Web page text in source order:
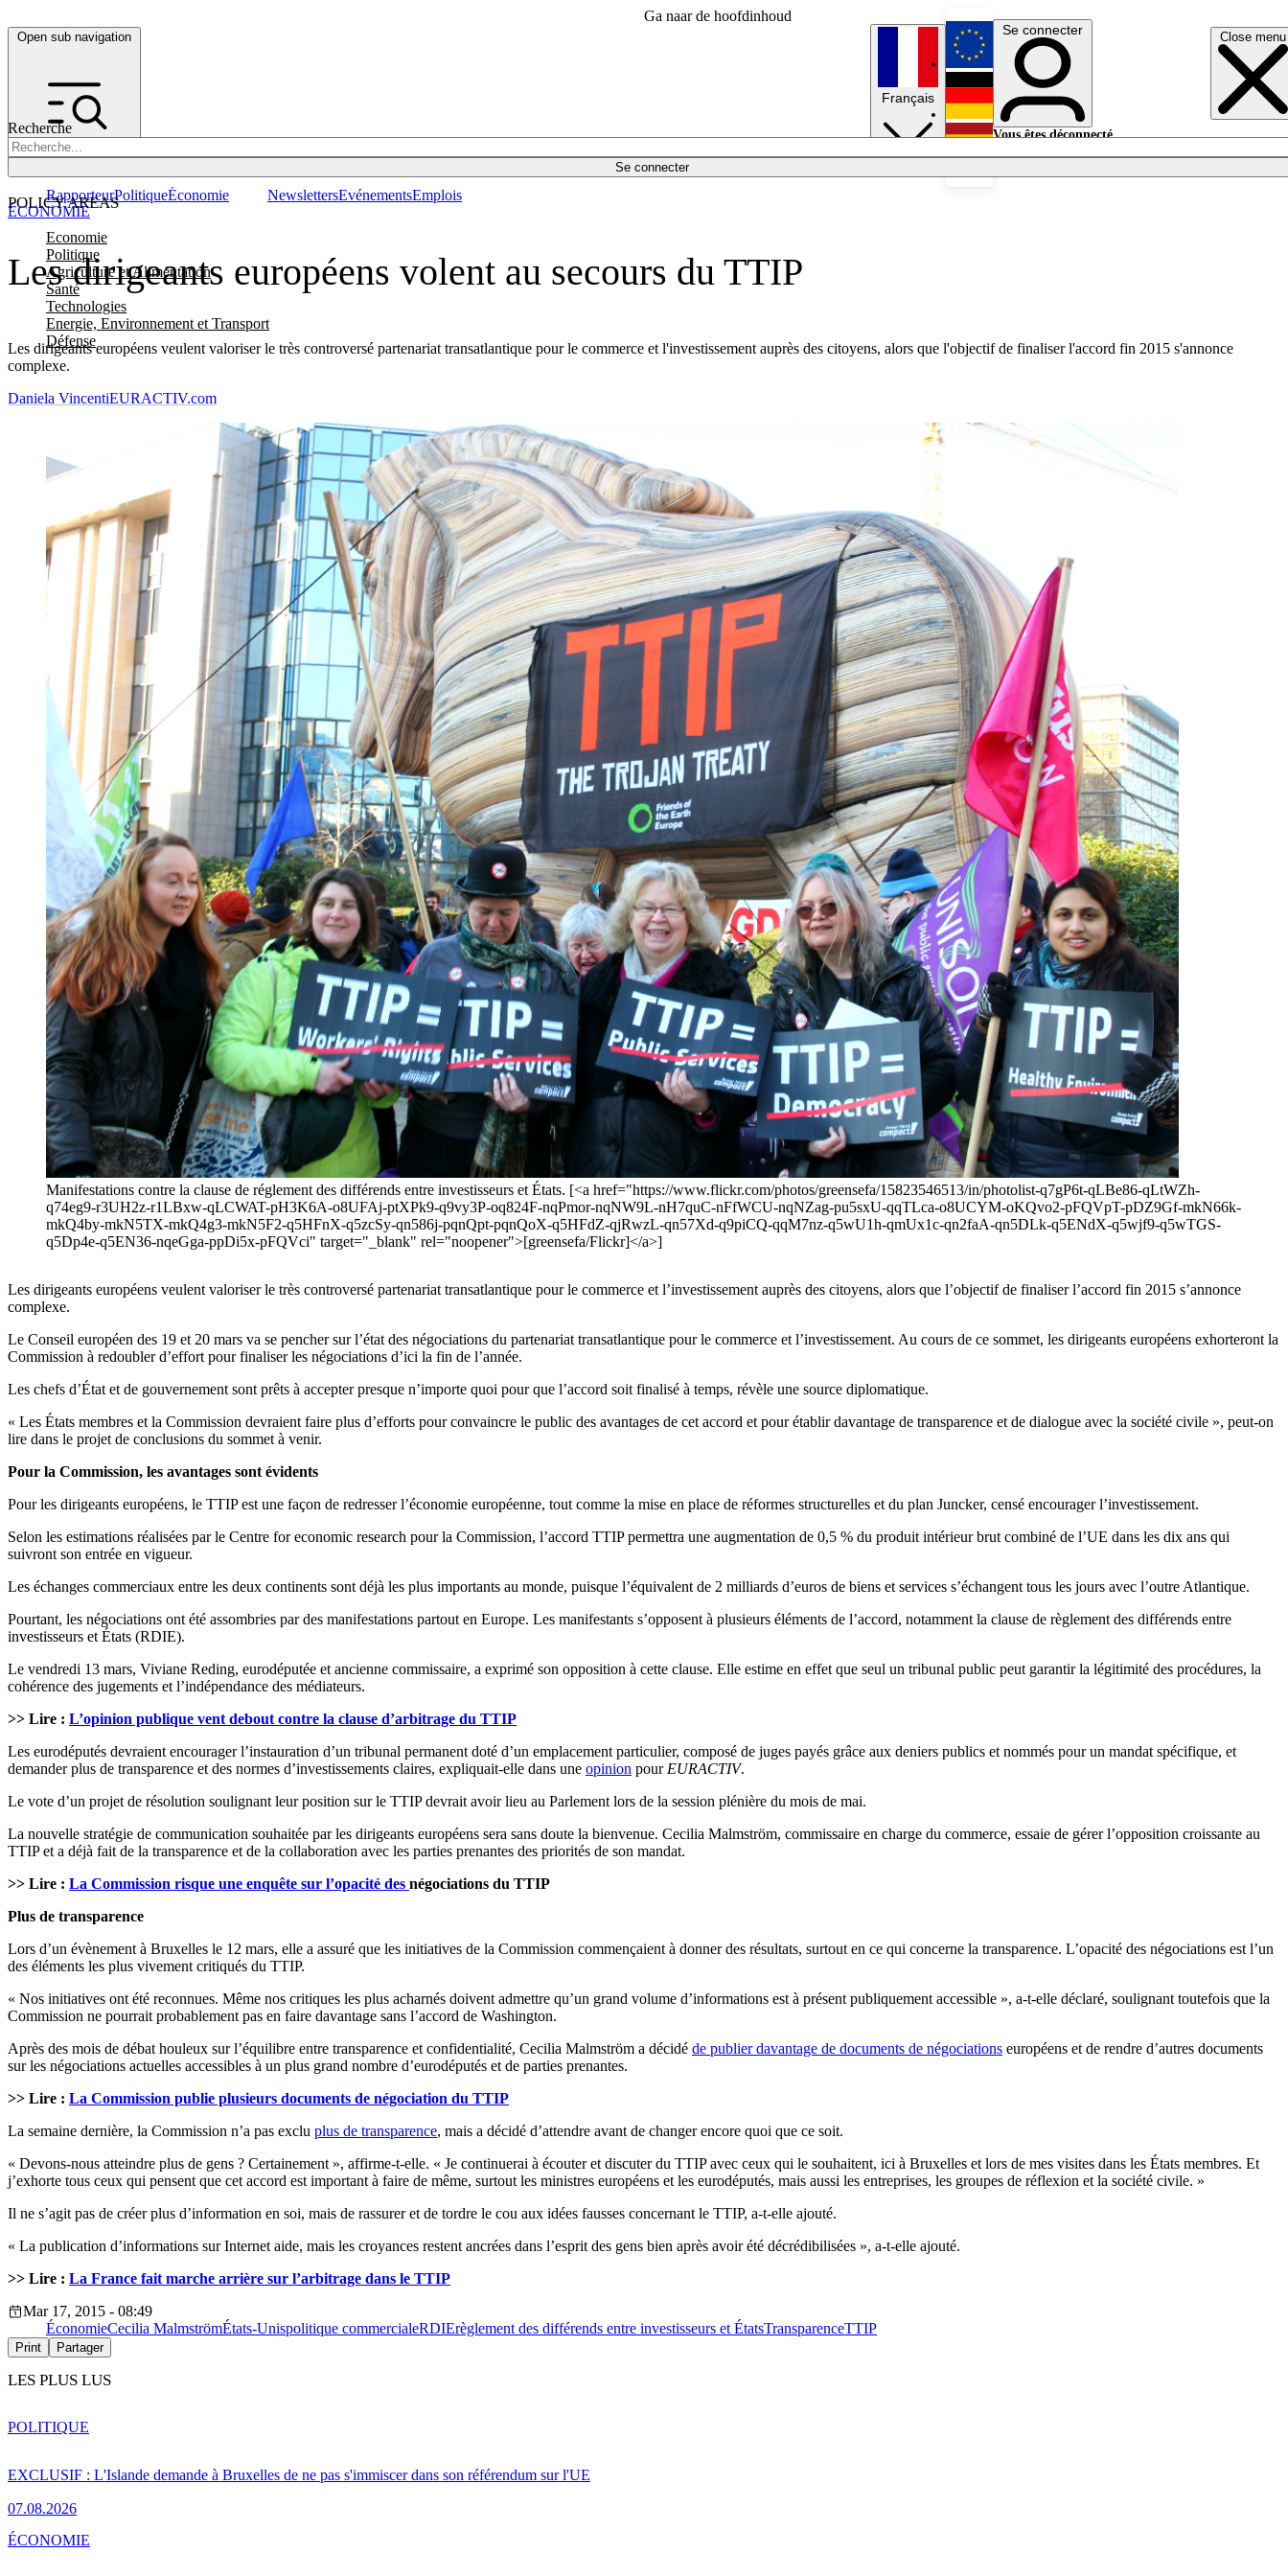
Ga naar de hoofdinhoud
Open sub navigation Close menu
Recherche
Se connecter
POLICY AREAS
Economie
Politique
Agriculture et Alimentation
Santé
Technologies
Energie, Environnement et Transport
Défense
RapporteurPolitiqueÉconomie NewslettersEvénementsEmplois
Français
English
Deutsch
Se connecter
Vous êtes déconnecté.
Les dirigeants européens volent au secours du TTIP
Les dirigeants européens veulent valoriser le très controversé partenariat transatlantique pour le commerce et l'investissement auprès des citoyens, alors que l'objectif de finaliser l'accord fin 2015 s'annonce
complexe.
ÉCONOMIE
Daniela VincentiEURACTIV.com
Manifestations contre la clause de réglement des différends entre investisseurs et États. [<a href="https://www.flickr.com/photos/greensefa/15823546513/in/photolist-q7gP6t-qLBe86-qLtWZh-
q74eg9-r3UH2z-r1LBxw-qLCWAT-pH3K6A-o8UFAj-ptXPk9-q9vy3P-oq824F-nqPmor-nqNW9L-nH7quC-nFfWCU-nqNZag-pu5sxU-qqTLca-o8UCYM-oKQvo2-pFQVpT-pDZ9Gf-mkN66k-
mkQ4by-mkN5TX-mkQ4g3-mkN5F2-q5HFnX-q5zcSy-qn586j-pqnQpt-pqnQoX-q5HFdZ-qjRwzL-qn57Xd-q9piCQ-qqM7nz-q5wU1h-qmUx1c-qn2faA-qn5DLk-q5ENdX-q5wjf9-q5wTGS-
q5Dp4e-q5EN36-nqeGga-ppDi5x-pFQVci" target="_blank" rel="noopener">[greensefa/Flickr]</a>]
Les dirigeants européens veulent valoriser le très controversé partenariat transatlantique pour le commerce et l’investissement auprès des citoyens, alors que l’objectif de finaliser l’accord fin 2015 s’annonce
complexe.
Le Conseil européen des 19 et 20 mars va se pencher sur l’état des négociations du partenariat transatlantique pour le commerce et l’investissement. Au cours de ce sommet, les dirigeants européens exhorteront la
Commission à redoubler d’effort pour finaliser les négociations d’ici la fin de l’année.
Les chefs d’État et de gouvernement sont prêts à accepter presque n’importe quoi pour que l’accord soit finalisé à temps, révèle une source diplomatique.
« Les États membres et la Commission devraient faire plus d’efforts pour convaincre le public des avantages de cet accord et pour établir davantage de transparence et de dialogue avec la société civile », peut-on
lire dans le projet de conclusions du sommet à venir.
Pour la Commission, les avantages sont évidents
Pour les dirigeants européens, le TTIP est une façon de redresser l’économie européenne, tout comme la mise en place de réformes structurelles et du plan Juncker, censé encourager l’investissement.
Selon les estimations réalisées par le Centre for economic research pour la Commission, l’accord TTIP permettra une augmentation de 0,5 % du produit intérieur brut combiné de l’UE dans les dix ans qui
suivront son entrée en vigueur.
Les échanges commerciaux entre les deux continents sont déjà les plus importants au monde, puisque l’équivalent de 2 milliards d’euros de biens et services s’échangent tous les jours avec l’outre Atlantique.
Pourtant, les négociations ont été assombries par des manifestations partout en Europe. Les manifestants s’opposent à plusieurs éléments de l’accord, notamment la clause de règlement des différends entre
investisseurs et États (RDIE).
Le vendredi 13 mars, Viviane Reding, eurodéputée et ancienne commissaire, a exprimé son opposition à cette clause. Elle estime en effet que seul un tribunal public peut garantir la légitimité des procédures, la
cohérence des jugements et l’indépendance des médiateurs.
>> Lire : L’opinion publique vent debout contre la clause d’arbitrage du TTIP
Les eurodéputés devraient encourager l’instauration d’un tribunal permanent doté d’un emplacement particulier, composé de juges payés grâce aux deniers publics et nommés pour un mandat spécifique, et
demander plus de transparence et des normes d’investissements claires, expliquait-elle dans une opinion pour EURACTIV.
Le vote d’un projet de résolution soulignant leur position sur le TTIP devrait avoir lieu au Parlement lors de la session plénière du mois de mai.
La nouvelle stratégie de communication souhaitée par les dirigeants européens sera sans doute la bienvenue. Cecilia Malmström, commissaire en charge du commerce, essaie de gérer l’opposition croissante au
TTIP et a déjà fait de la transparence et de la collaboration avec les parties prenantes des priorités de son mandat.
>> Lire : La Commission risque une enquête sur l’opacité des négociations du TTIP
Plus de transparence
Lors d’un évènement à Bruxelles le 12 mars, elle a assuré que les initiatives de la Commission commençaient à donner des résultats, surtout en ce qui concerne la transparence. L’opacité des négociations est l’un
des éléments les plus vivement critiqués du TTIP.
« Nos initiatives ont été reconnues. Même nos critiques les plus acharnés doivent admettre qu’un grand volume d’informations est à présent publiquement accessible », a-t-elle déclaré, soulignant toutefois que la
Commission ne pourrait probablement pas en faire davantage sans l’accord de Washington.
Après des mois de débat houleux sur l’équilibre entre transparence et confidentialité, Cecilia Malmström a décidé de publier davantage de documents de négociations européens et de rendre d’autres documents
sur les négociations actuelles accessibles à un plus grand nombre d’eurodéputés et de parties prenantes.
>> Lire : La Commission publie plusieurs documents de négociation du TTIP
La semaine dernière, la Commission n’a pas exclu plus de transparence, mais a décidé d’attendre avant de changer encore quoi que ce soit.
« Devons-nous atteindre plus de gens ? Certainement », affirme-t-elle. « Je continuerai à écouter et discuter du TTIP avec ceux qui le souhaitent, ici à Bruxelles et lors de mes visites dans les États membres. Et
j’exhorte tous ceux qui pensent que cet accord est important à faire de même, surtout les ministres européens et les eurodéputés, mais aussi les entreprises, les groupes de réflexion et la société civile. »
Il ne s’agit pas de créer plus d’information en soi, mais de rassurer et de tordre le cou aux idées fausses concernant le TTIP, a-t-elle ajouté.
« La publication d’informations sur Internet aide, mais les croyances restent ancrées dans l’esprit des gens bien après avoir été décrédibilisées », a-t-elle ajouté.
>> Lire : La France fait marche arrière sur l’arbitrage dans le TTIP
Mar 17, 2015 - 08:49
ÉconomieCecilia MalmströmÉtats-Unispolitique commercialeRDIErèglement des différends entre investisseurs et ÉtatsTransparenceTTIP
Print Partager
LES PLUS LUS
EXCLUSIF : L'Islande demande à Bruxelles de ne pas s'immiscer dans son référendum sur l'UE
07.08.2026
POLITIQUE
ÉCONOMIE